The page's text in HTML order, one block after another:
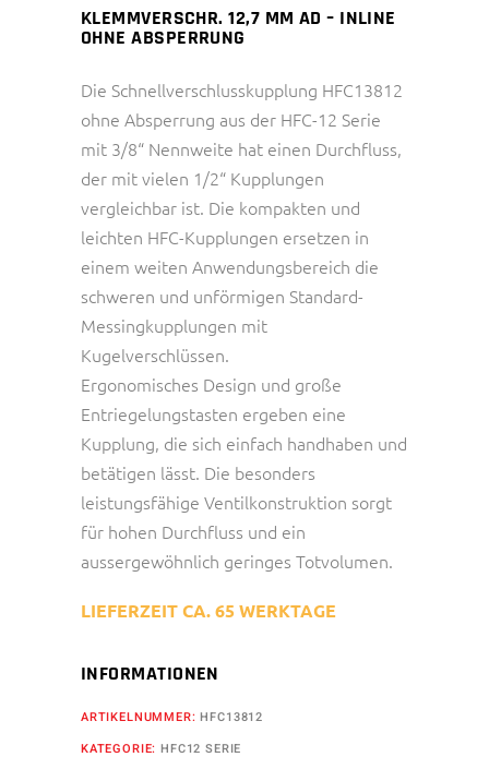
KLEMMVERSCHR. 12,7 MM AD – INLINE
OHNE ABSPERRUNG
Die Schnellverschlusskupplung HFC13812
ohne Absperrung aus der HFC-12 Serie
mit 3/8“ Nennweite hat einen Durchfluss,
der mit vielen 1/2“ Kupplungen
vergleichbar ist. Die kompakten und
leichten HFC-Kupplungen ersetzen in
einem weiten Anwendungsbereich die
schweren und unförmigen Standard-
Messingkupplungen mit
Kugelverschlüssen.
Ergonomisches Design und große
Entriegelungstasten ergeben eine
Kupplung, die sich einfach handhaben und
betätigen lässt. Die besonders
leistungsfähige Ventilkonstruktion sorgt
für hohen Durchfluss und ein
aussergewöhnlich geringes Totvolumen.
LIEFERZEIT CA. 65 WERKTAGE
INFORMATIONEN
ARTIKELNUMMER:HFC13812
KATEGORIE:HFC12 SERIE